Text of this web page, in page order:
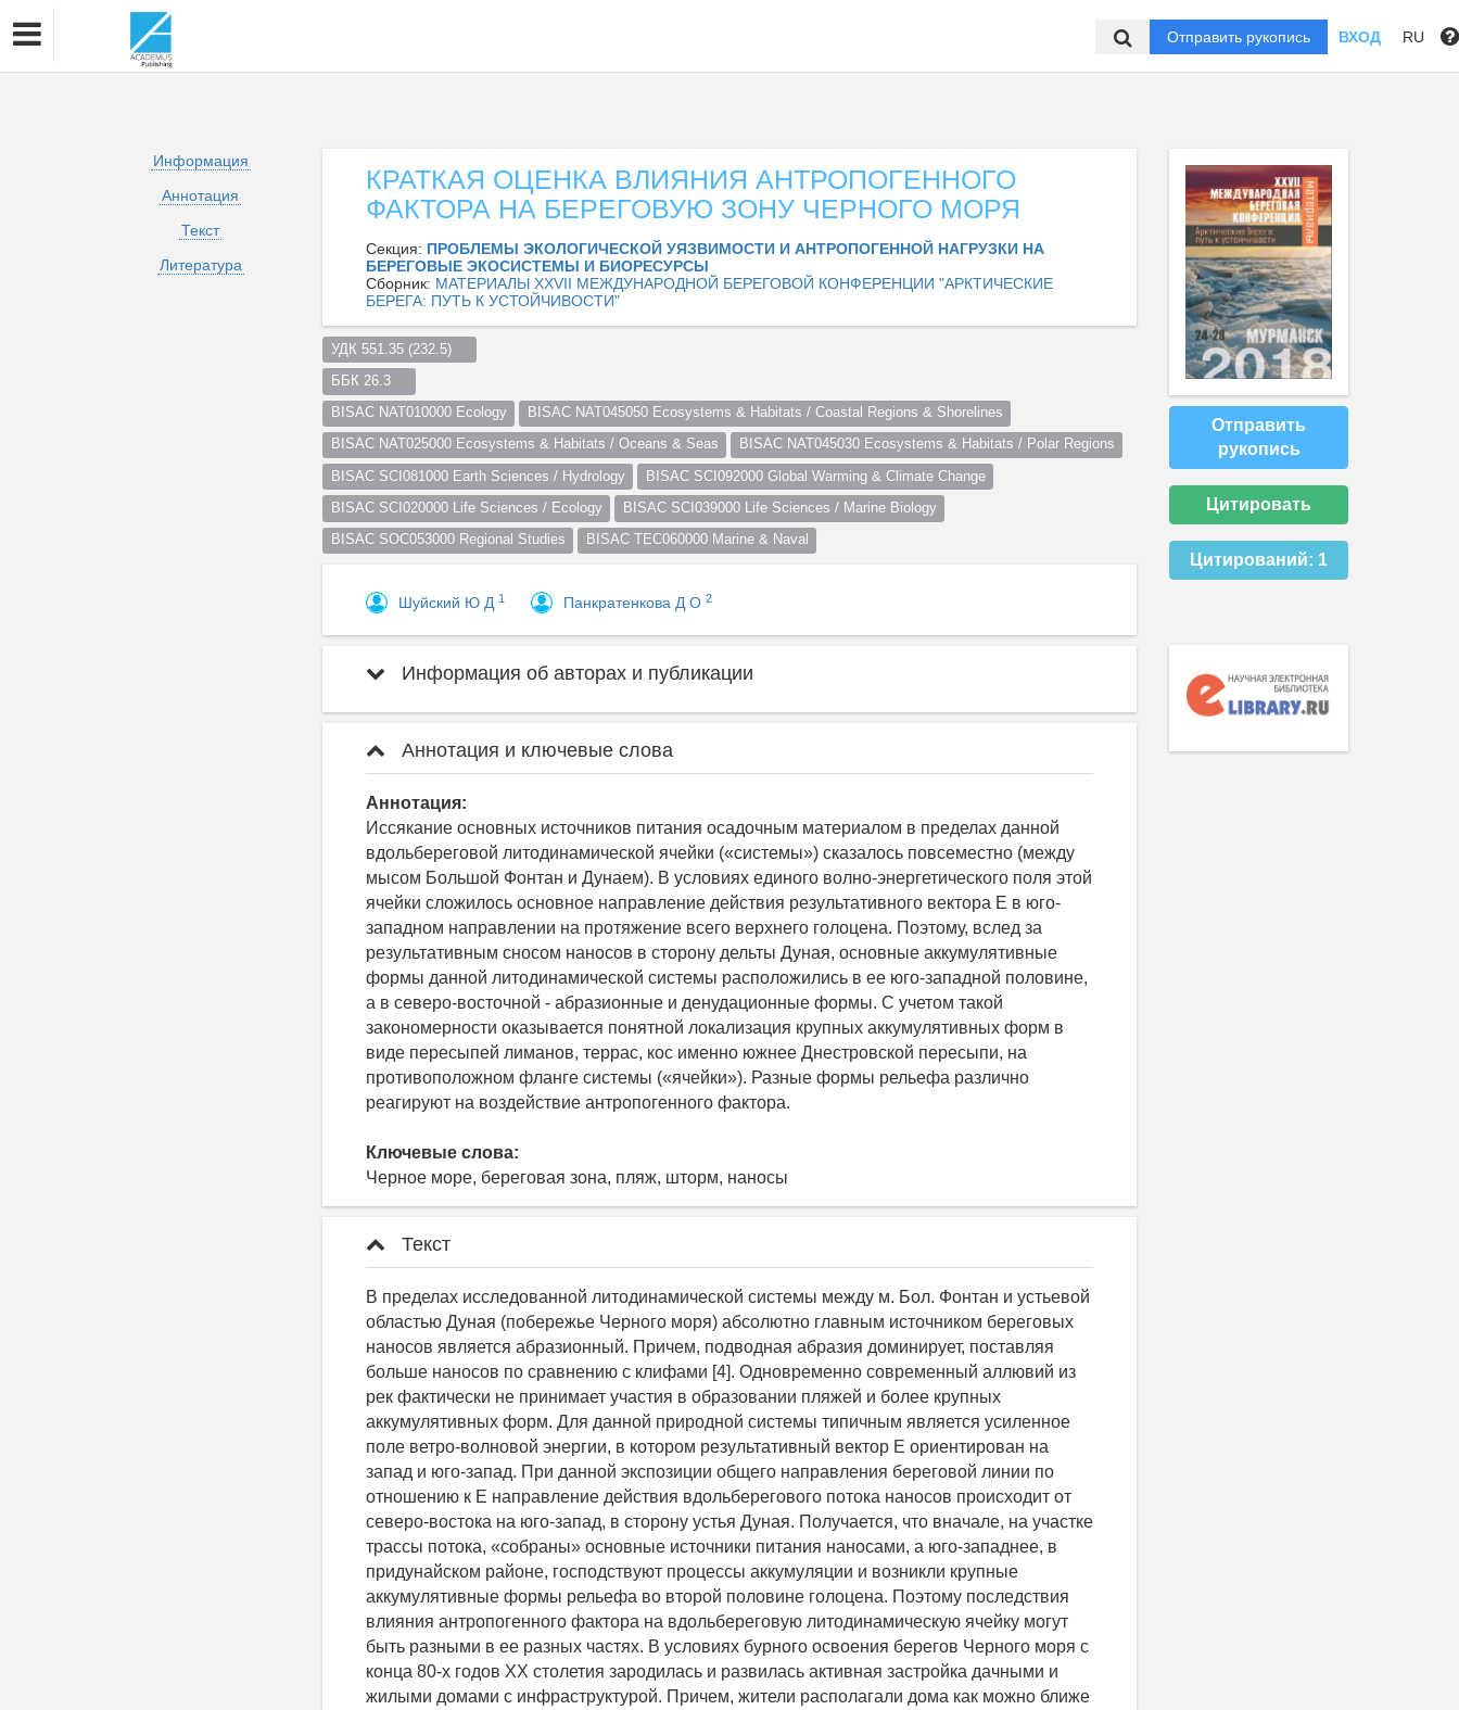
Отправить рукопись ВХОД RU
Информация
Аннотация
Текст
Литература
КРАТКАЯ ОЦЕНКА ВЛИЯНИЯ АНТРОПОГЕННОГО
ФАКТОРА НА БЕРЕГОВУЮ ЗОНУ ЧЕРНОГО МОРЯ
Секция: ПРОБЛЕМЫ ЭКОЛОГИЧЕСКОЙ УЯЗВИМОСТИ И АНТРОПОГЕННОЙ НАГРУЗКИ НА
БЕРЕГОВЫЕ ЭКОСИСТЕМЫ И БИОРЕСУРСЫ
Сборник: МАТЕРИАЛЫ XXVII МЕЖДУНАРОДНОЙ БЕРЕГОВОЙ КОНФЕРЕНЦИИ "АРКТИЧЕСКИЕ
БЕРЕГА: ПУТЬ К УСТОЙЧИВОСТИ"
УДК 551.35 (232.5)
ББК 26.3
BISAC NAT010000 Ecology BISAC NAT045050 Ecosystems & Habitats / Coastal Regions & Shorelines
BISAC NAT025000 Ecosystems & Habitats / Oceans & Seas BISAC NAT045030 Ecosystems & Habitats / Polar Regions
BISAC SCI081000 Earth Sciences / Hydrology BISAC SCI092000 Global Warming & Climate Change
BISAC SCI020000 Life Sciences / Ecology BISAC SCI039000 Life Sciences / Marine Biology
BISAC SOC053000 Regional Studies BISAC TEC060000 Marine & Naval
Шуйский Ю Д 1 Панкратенкова Д О 2
Информация об авторах и публикации
Аннотация и ключевые слова
Аннотация:
Иссякание основных источников питания осадочным материалом в пределах данной
вдольбереговой литодинамической ячейки («системы») сказалось повсеместно (между
мысом Большой Фонтан и Дунаем). В условиях единого волно-энергетического поля этой
ячейки сложилось основное направление действия результативного вектора Е в юго-
западном направлении на протяжение всего верхнего голоцена. Поэтому, вслед за
результативным сносом наносов в сторону дельты Дуная, основные аккумулятивные
формы данной литодинамической системы расположились в ее юго-западной половине,
а в северо-восточной - абразионные и денудационные формы. С учетом такой
закономерности оказывается понятной локализация крупных аккумулятивных форм в
виде пересыпей лиманов, террас, кос именно южнее Днестровской пересыпи, на
противоположном фланге системы («ячейки»). Разные формы рельефа различно
реагируют на воздействие антропогенного фактора.
Ключевые слова:
Черное море, береговая зона, пляж, шторм, наносы
Текст
В пределах исследованной литодинамической системы между м. Бол. Фонтан и устьевой
областью Дуная (побережье Черного моря) абсолютно главным источником береговых
наносов является абразионный. Причем, подводная абразия доминирует, поставляя
больше наносов по сравнению с клифами [4]. Одновременно современный аллювий из
рек фактически не принимает участия в образовании пляжей и более крупных
аккумулятивных форм. Для данной природной системы типичным является усиленное
поле ветро-волновой энергии, в котором результативный вектор Е ориентирован на
запад и юго-запад. При данной экспозиции общего направления береговой линии по
отношению к Е направление действия вдольберегового потока наносов происходит от
северо-востока на юго-запад, в сторону устья Дуная. Получается, что вначале, на участке
трассы потока, «собраны» основные источники питания наносами, а юго-западнее, в
придунайском районе, господствуют процессы аккумуляции и возникли крупные
аккумулятивные формы рельефа во второй половине голоцена. Поэтому последствия
влияния антропогенного фактора на вдольбереговую литодинамическую ячейку могут
быть разными в ее разных частях. В условиях бурного освоения берегов Черного моря с
конца 80-х годов ХХ столетия зародилась и развилась активная застройка дачными и
жилыми домами с инфраструктурой. Причем, жители располагали дома как можно ближе
Отправить
рукопись
Цитировать
Цитирований: 1